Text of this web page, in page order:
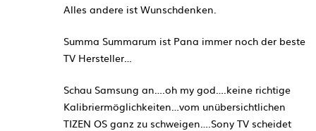
Alles andere ist Wunschdenken.
Summa Summarum ist Pana immer noch der beste
TV Hersteller…
Schau Samsung an….oh my god….keine richtige
Kalibriermöglichkeiten…vom unübersichtlichen
TIZEN OS ganz zu schweigen….Sony TV scheidet